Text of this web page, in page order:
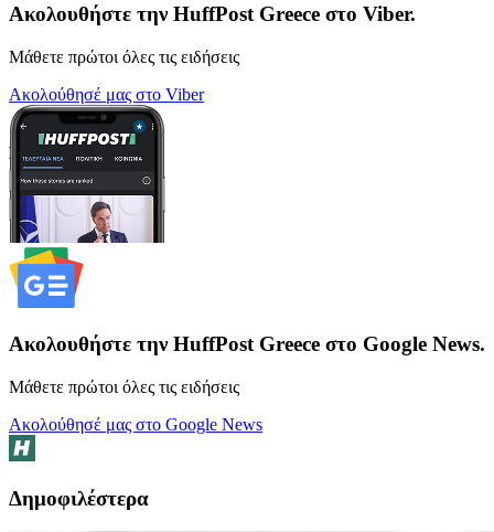
Ακολουθήστε την HuffPost Greece στο Viber.
Μάθετε πρώτοι όλες τις ειδήσεις
Ακολούθησέ μας στο Viber
Ακολουθήστε την HuffPost Greece στο Google News.
Μάθετε πρώτοι όλες τις ειδήσεις
Ακολούθησέ μας στο Google News
Δημοφιλέστερα